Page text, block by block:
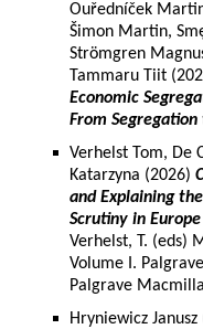
Ouředníček
Šimon Martin,
Strömgren
Tammaru Tiit
Economic
From
Verhelst Tom, De
Katarzyna (2026)
and Explaining
Scrutiny in Europe
Verhelst, T. (eds)
Volume I.
Palgrave
Hryniewicz Janusz